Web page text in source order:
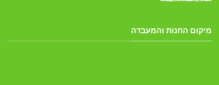
מיקום החנות והמעבדה